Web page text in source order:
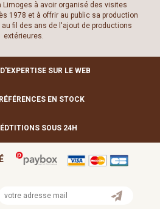
Limoges à avoir organisé des visites
1978 et à offrir au public sa production
fil des ans de l'ajout de productions
extérieures.
SUR LE WEB
EN STOCK
SOUS 24H